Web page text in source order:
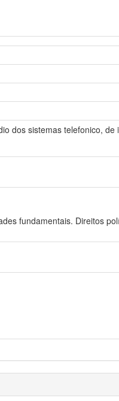
dos sistemas telefonico, de
fundamentais. Direitos